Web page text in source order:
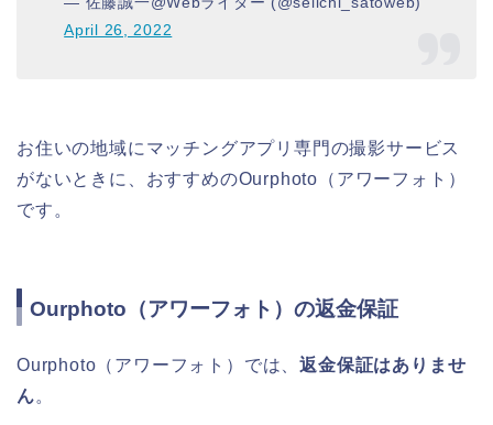
April 26, 2022
お住いの地域にマッチングアプリ専門の撮影サービス
がないときに、おすすめのOurphoto（アワーフォト）
です。
Ourphoto（アワーフォト）の返金保証
Ourphoto（アワーフォト）では、返金保証はありませ
ん。